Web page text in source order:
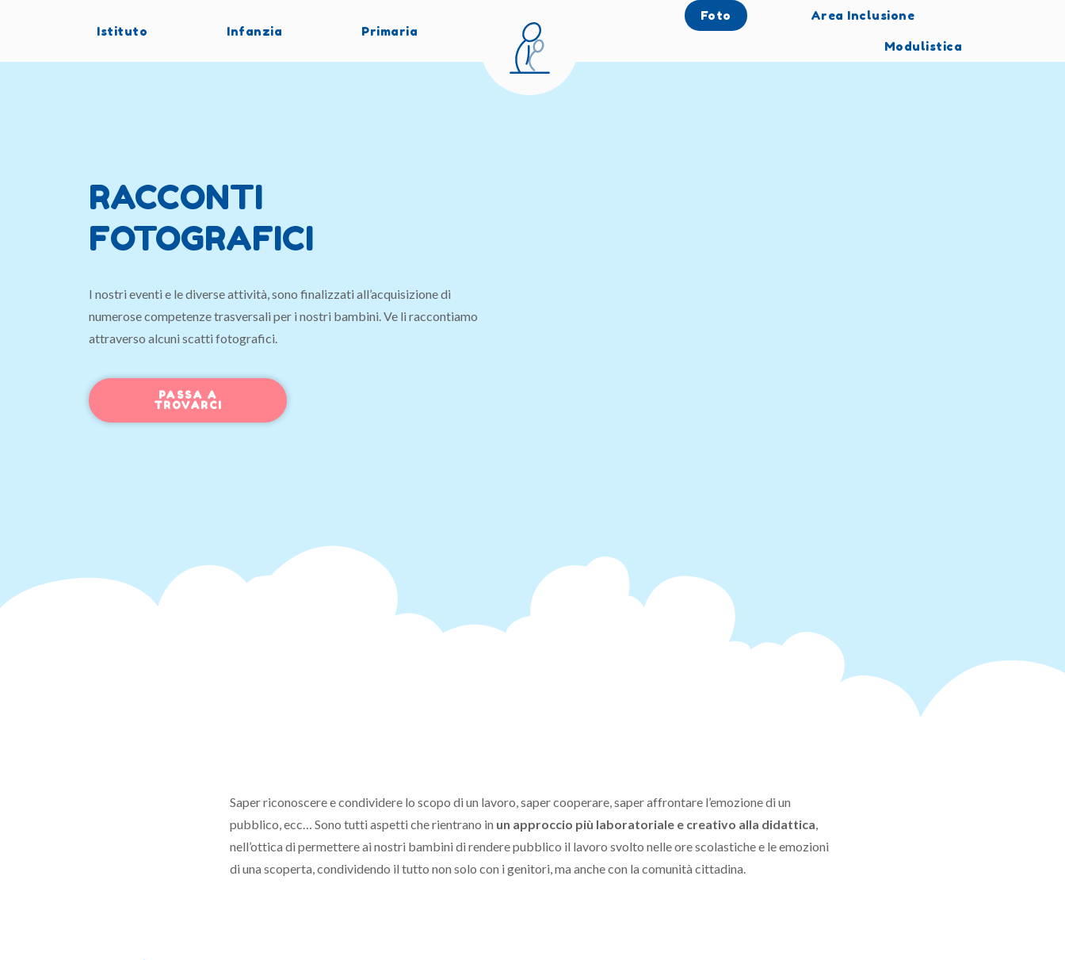
Istituto Infanzia Primaria
Foto Area Inclusione
Modulistica
RACCONTI
FOTOGRAFICI
I nostri eventi e le diverse attività, sono finalizzati all’acquisizione di
numerose competenze trasversali per i nostri bambini. Ve li raccontiamo
attraverso alcuni scatti fotografici.
PASSA A
TROVARCI
Saper riconoscere e condividere lo scopo di un lavoro, saper cooperare, saper affrontare l’emozione di un
pubblico, ecc… Sono tutti aspetti che rientrano in un approccio più laboratoriale e creativo alla didattica,
nell’ottica di permettere ai nostri bambini di rendere pubblico il lavoro svolto nelle ore scolastiche e le emozioni
di una scoperta, condividendo il tutto non solo con i genitori, ma anche con la comunità cittadina.